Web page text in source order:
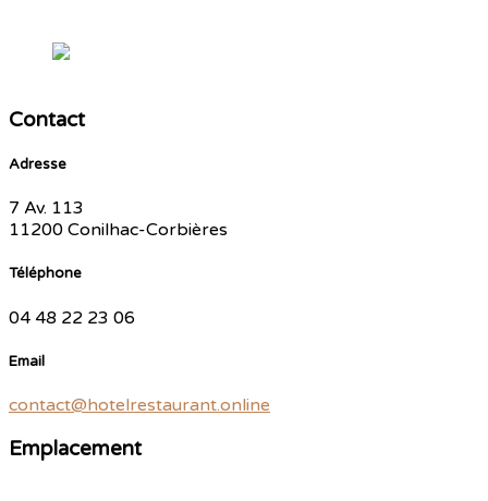
Contact
Adresse
7 Av. 113
11200 Conilhac-Corbières
Téléphone
04 48 22 23 06
Email
contact@hotelrestaurant.online
Emplacement